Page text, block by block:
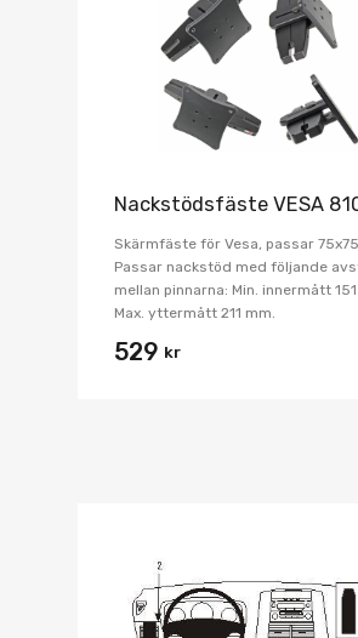
Nackstödsfäste VESA
Skärmfäste för Vesa, passar
Passar nackstöd med följande
mellan pinnarna: Min. innermått 151
Max. yttermått 211 mm.
529 kr